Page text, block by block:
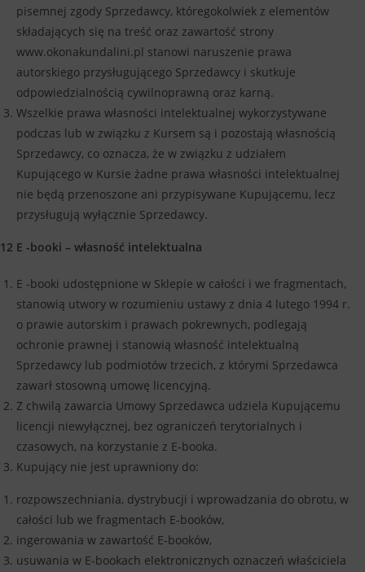
pisemnej zgody Sprzedawcy, któregokolwiek z elementów
składających się na treść oraz zawartość strony
www.okonakundalini.pl stanowi naruszenie prawa
autorskiego przysługującego Sprzedawcy i skutkuje
odpowiedzialnością cywilnoprawną oraz karną.
Wszelkie prawa własności intelektualnej wykorzystywane
podczas lub w związku z Kursem są i pozostają własnością
Sprzedawcy, co oznacza, że w związku z udziałem
Kupującego w Kursie żadne prawa własności intelektualnej
nie będą przenoszone ani przypisywane Kupującemu, lecz
przysługują wyłącznie Sprzedawcy.
12 E -booki – własność intelektualna
E -booki udostępnione w Sklepie w całości i we fragmentach,
stanowią utwory w rozumieniu ustawy z dnia 4 lutego 1994 r.
o prawie autorskim i prawach pokrewnych, podlegają
ochronie prawnej i stanowią własność intelektualną
Sprzedawcy lub podmiotów trzecich, z którymi Sprzedawca
zawarł stosowną umowę licencyjną.
Z chwilą zawarcia Umowy Sprzedawca udziela Kupującemu
licencji niewyłącznej, bez ograniczeń terytorialnych i
czasowych, na korzystanie z E-booka.
Kupujący nie jest uprawniony do:
rozpowszechniania, dystrybucji i wprowadzania do obrotu, w
całości lub we fragmentach E-booków,
ingerowania w zawartość E-booków,
usuwania w E-bookach elektronicznych oznaczeń właściciela